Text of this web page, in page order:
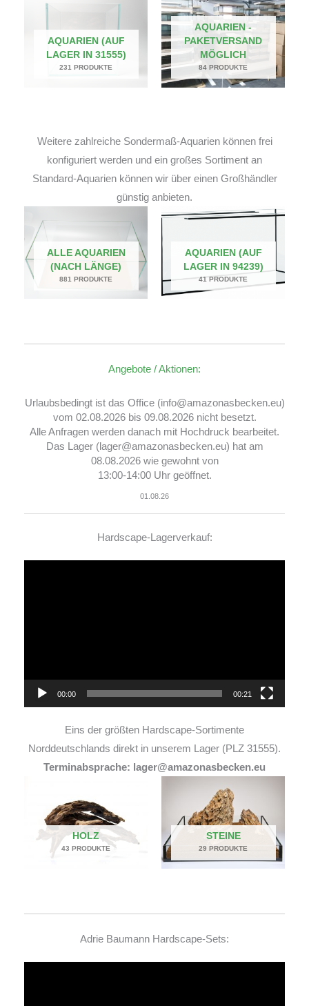
AQUARIEN (AUF
LAGER IN 31555)
231 PRODUKTE
AQUARIEN -
PAKETVERSAND
MÖGLICH
84 PRODUKTE
Weitere zahlreiche Sondermaß-Aquarien können frei
konfiguriert werden und ein großes Sortiment an
Standard-Aquarien können wir über einen Großhändler
günstig anbieten.
ALLE AQUARIEN
(NACH LÄNGE)
881 PRODUKTE
AQUARIEN (AUF
LAGER IN 94239)
41 PRODUKTE
Angebote / Aktionen:
Urlaubsbedingt ist das Office (info@amazonasbecken.eu)
vom 02.08.2026 bis 09.08.2026 nicht besetzt.
Alle Anfragen werden danach mit Hochdruck bearbeitet.
Das Lager (lager@amazonasbecken.eu) hat am
08.08.2026 wie gewohnt von
13:00-14:00 Uhr geöffnet.
01.08.26
Hardscape-Lagerverkauf:
00:00 00:21
Eins der größten Hardscape-Sortimente
Norddeutschlands direkt in unserem Lager (PLZ 31555).
Terminabsprache: lager@amazonasbecken.eu
HOLZ
43 PRODUKTE
STEINE
29 PRODUKTE
Adrie Baumann Hardscape-Sets: